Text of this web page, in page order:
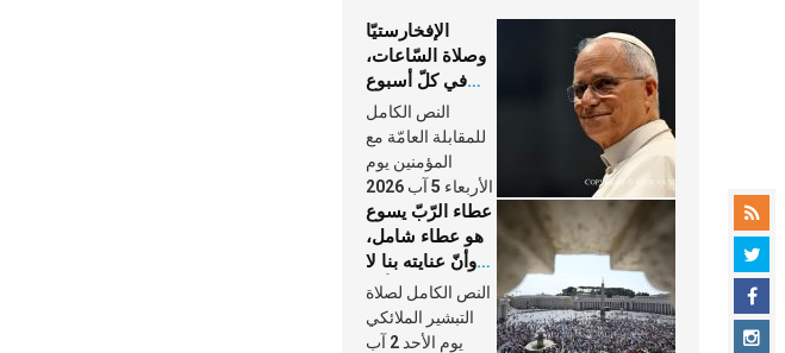
الإفخارستيّا
وصلاة السّاعات،
في كلّ أسبوع
وكلّ يوم، هما
النَّفَس في حياة
الكنيسة
النص الكامل
للمقابلة العامّة مع
المؤمنين يوم
الأربعاء 5 آب 2026
عطاء الرّبّ يسوع
هو عطاء شامل،
وأنّ عنايته بنا لا
تغيب عنّا أبدًا
النص الكامل لصلاة
التبشير الملائكي
يوم الأحد 2 آب